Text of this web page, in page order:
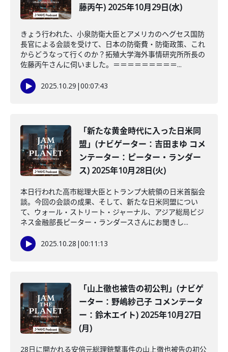
藤丙午) 2025年10月29日(水)
きょう行われた、小泉防衛大臣とアメリカのヘグセス国防
長官による会談を受けて、日本の防衛費・防衛政策、これ
からどうなって行くのか？拓殖大学海外事情研究所所長の
佐藤丙午さんに伺いました。＝＝＝＝＝＝＝＝＝...
2025.10.29 |00:07:43
「新たな黄金時代に入った日米同
盟」(ナビゲーター：吉田まゆ コメ
ンテーター：ピーター・ランダー
ス) 2025年10月28日(火)
本日行われた高市総理大臣とトランプ大統領の日米首脳会
談。今回の会談の成果、そして、新たな日米同盟につい
て、ウォール・ストリート・ジャーナル、アジア総局ビジ
ネス金融部長ピーター・ランダースさんにお聞きし...
2025.10.28 |00:11:13
「山上徹也被告の初公判」(ナビゲ
ーター：野嶋紗己子 コメンテータ
ー：鈴木エイト) 2025年10月27日
(月)
28日に開かれる安倍元総理銃撃事件の山上徹也被告の初公